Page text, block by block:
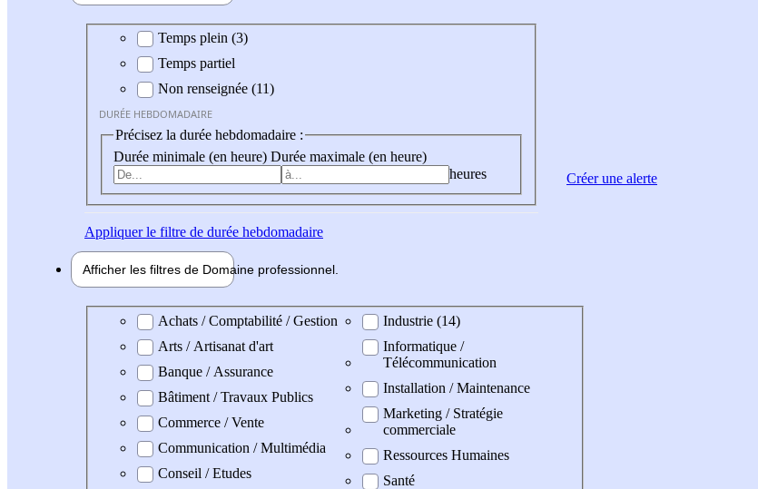
Durée hebdomadaire
Temps plein (3)
Temps partiel
Non renseignée (11)
DURÉE HEBDOMADAIRE
Précisez la durée hebdomadaire :
Durée minimale (en heure) Durée maximale (en heure)
heures
Appliquerle filtre de durée hebdomadaire
Afficher les filtres de Domaine professionnel
Domaine professionel
Achats / Comptabilité / Gestion
Arts / Artisanat d'art
Banque / Assurance
Bâtiment / Travaux Publics
Commerce / Vente
Communication / Multimédia
Conseil / Etudes
Industrie (14)
Informatique /
Télécommunication
Installation / Maintenance
Marketing / Stratégie
commerciale
Ressources Humaines
Santé
Créer une alerte